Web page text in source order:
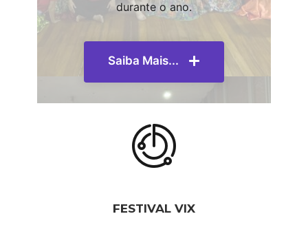
durante o ano.
Saiba Mais...
FESTIVAL VIX